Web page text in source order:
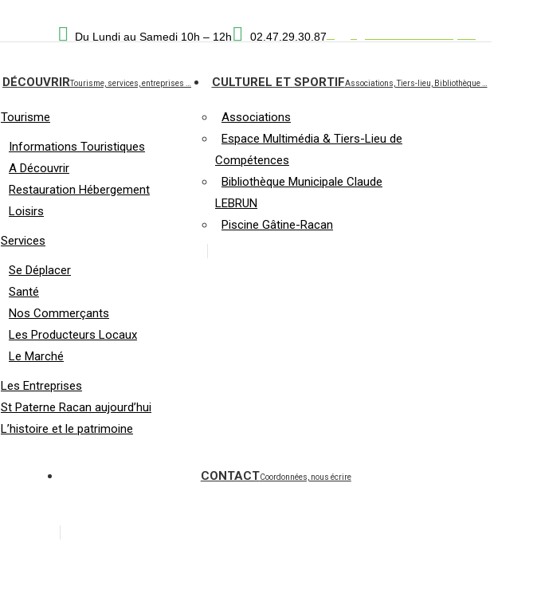
Du Lundi au Samedi 10h – 12h 02.47.29.30.87
Facebook
une
fenêtre
DÉCOUVRIRTourisme, services, entreprises …
Tourisme
Informations Touristiques
A Découvrir
Restauration Hébergement
Loisirs
Services
Se Déplacer
Santé
Nos Commerçants
Les Producteurs Locaux
Le Marché
Les Entreprises
St Paterne Racan aujourd’hui
L’histoire et le patrimoine
CULTUREL ET SPORTIFAssociations, Tiers-lieu, Bibliothèque …
Associations
Espace Multimédia & Tiers-Lieu de
Compétences
Bibliothèque Municipale Claude
LEBRUN
Piscine Gâtine-Racan
CONTACTCoordonnées, nous écrire